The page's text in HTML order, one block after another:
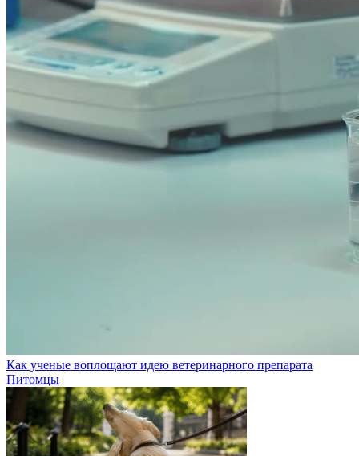
Как ученые воплощают идею ветеринарного препарата
Питомцы